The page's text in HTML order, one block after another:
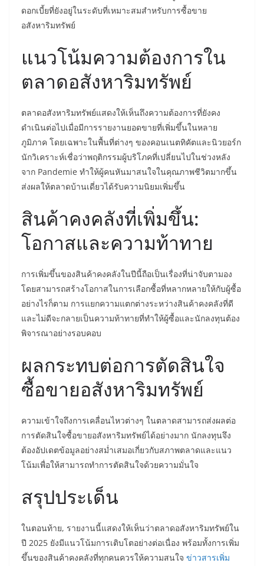
ดอกเบี้ยที่ยังอยู่ในระดับที่เหมาะสมสำหรับการซื้อขาย
อสังหาริมทรัพย์
แนวโน้มความต้องการใน
ตลาดอสังหาริมทรัพย์
ตลาดอสังหาริมทรัพย์แสดงให้เห็นถึงความต้องการที่ยังคง
ดำเนินต่อไปเมื่อมีการรายงานยอดขายที่เพิ่มขึ้นในหลาย
ภูมิภาค โดยเฉพาะในพื้นที่ต่างๆ ของคอนเนตทิคัตและนิวยอร์ก
นักวิเคราะห์เชื่อว่าพฤติกรรมผู้บริโภคที่เปลี่ยนไปในช่วงหลัง
จาก Pandemie ทำให้ผู้คนหันมาสนใจในคุณภาพชีวิตมากขึ้น
ส่งผลให้ตลาดบ้านเดี่ยวได้รับความนิยมเพิ่มขึ้น
สินค้าคงคลังที่เพิ่มขึ้น:
โอกาสและความท้าทาย
การเพิ่มขึ้นของสินค้าคงคลังในปีนี้ถือเป็นเรื่องที่น่าจับตามอง
โดยสามารถสร้างโอกาสในการเลือกซื้อที่หลากหลายให้กับผู้ซื้อ
อย่างไรก็ตาม การแยกความแตกต่างระหว่างสินค้าคงคลังที่ดี
และไม่ดีจะกลายเป็นความท้าทายที่ทำให้ผู้ซื้อและนักลงทุนต้อง
พิจารณาอย่างรอบคอบ
ผลกระทบต่อการตัดสินใจ
ซื้อขายอสังหาริมทรัพย์
ความเข้าใจถึงการเคลื่อนไหวต่างๆ ในตลาดสามารถส่งผลต่อ
การตัดสินใจซื้อขายอสังหาริมทรัพย์ได้อย่างมาก นักลงทุนจึง
ต้องอัปเดตข้อมูลอย่างสม่ำเสมอเกี่ยวกับสภาพตลาดและแนว
โน้มเพื่อให้สามารถทำการตัดสินใจด้วยความมั่นใจ
สรุปประเด็น
ในตอนท้าย, รายงานนี้แสดงให้เห็นว่าตลาดอสังหาริมทรัพย์ใน
ปี 2025 ยังมีแนวโน้มการเติบโตอย่างต่อเนื่อง พร้อมทั้งการเพิ่ม
ขึ้นของสินค้าคงคลังที่ทุกคนควรให้ความสนใจ ข่าวสารเพิ่ม